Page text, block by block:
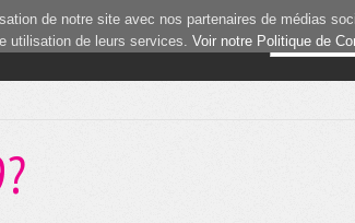
3 joueurs en ligne
de notre site avec nos partenaires de médias
utilisation de leurs services. Voir notre Politique de